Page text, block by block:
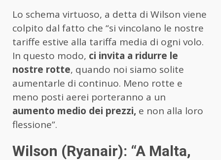
Lo schema virtuoso, a detta di Wilson viene
colpito dal fatto che “si vincolano le nostre
tariffe estive alla tariffa media di ogni volo.
In questo modo, ci invita a ridurre le
nostre rotte, quando noi siamo solite
aumentarle di continuo. Meno rotte e
meno posti aerei porteranno a un
aumento medio dei prezzi, e non alla loro
flessione”.
Wilson (Ryanair): “A Malta,